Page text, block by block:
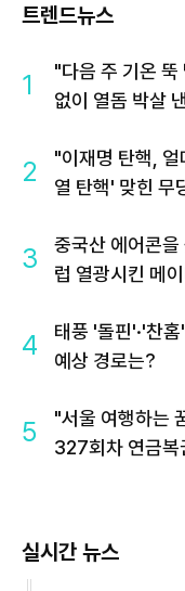
트렌드뉴스
1
"다음 주 기온
없이 열돔 박살
2
"이재명 탄핵,
열 탄핵' 맞힌 무
3
중국산 에어콘
럽 열광시킨 메
4
태풍 '돌핀'·'찬
예상 경로는?
5
"서울 여행하는
327회차 연금
실시간 뉴스